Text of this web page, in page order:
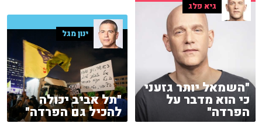
גיא פלג
"השמאל יותר גזעני
כי הוא מדבר על
הפרדה"
ינון מגל
"תל אביב יכולה
להכיל גם הפרדה"